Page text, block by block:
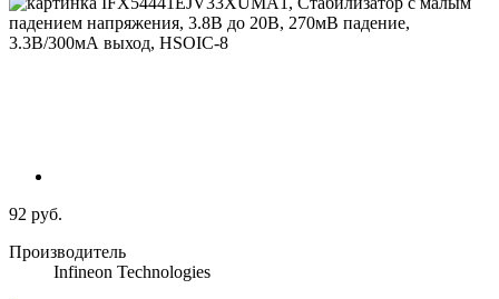
92 руб.
Производитель
Infineon Technologies